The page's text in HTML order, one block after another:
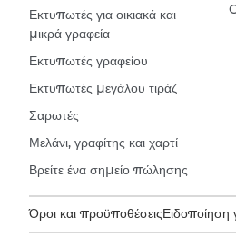
Εκτυπωτές για οικιακά και
μικρά γραφεία
Εκτυπωτές γραφείου
Εκτυπωτές μεγάλου τιράζ
Σαρωτές
Μελάνι, γραφίτης και χαρτί
Βρείτε ένα σημείο πώλησης
Όροι και προϋποθέσεις